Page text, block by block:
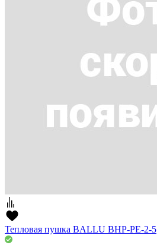
Тепловая пушка BALLU ВНР-PE-2-5